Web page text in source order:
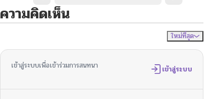
ความคิดเห็น
ใหม่ที่สุด
เข้าสู่ระบบเพื่อเข้าร่วมการสนทนา เข้าสู่ระบบ